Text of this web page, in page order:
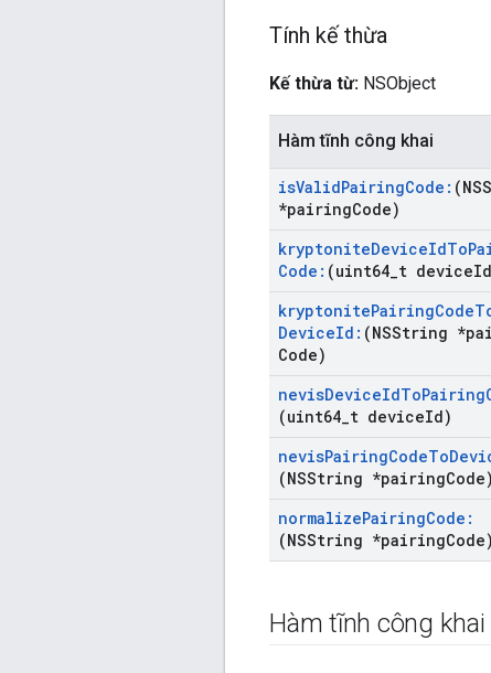
Tính kế thừa
Kế thừa từ: NSObject
Hàm tĩnh công khai
isValidPairingCode:
*pairingCode)
kryptoniteDeviceIdTo
Code: (uint64 t device
kryptonitePairingCode
DeviceId: (NSString
Code)
nevisDeviceIdToPairing
(uint64 t deviceId)
nevisPairingCodeTo
(NSString *pairingCode)
normalizePairingCode:
(NSString *pairingCode)
Hàm tĩnh công khai